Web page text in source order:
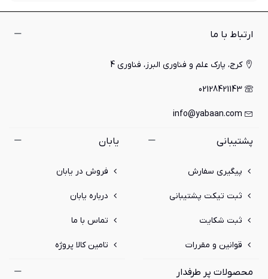
ارتباط با ما
کرج، پارک علم و فناوری البرز، فناوری 4
02128421143
info@yabaan.com
پشتیبانی
پیگیری سفارش
ثبت تیکت پشتیبانی
ثبت شکایت
قوانین و مقررات
یابان
فروش در یابان
درباره یابان
تماس با ما
تامین کالا پروژه
محصولات پر طرفدار